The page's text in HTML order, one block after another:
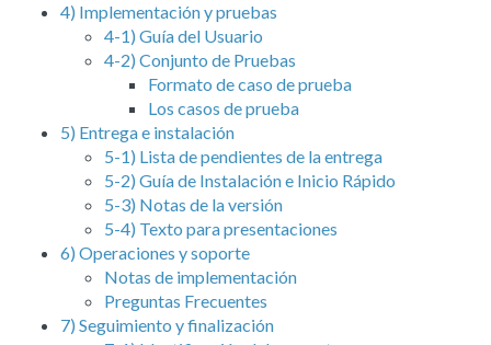
4) Implementación y pruebas
4-1) Guía del Usuario
4-2) Conjunto de Pruebas
Formato de caso de prueba
Los casos de prueba
5) Entrega e instalación
5-1) Lista de pendientes de la entrega
5-2) Guía de Instalación e Inicio Rápido
5-3) Notas de la versión
5-4) Texto para presentaciones
6) Operaciones y soporte
Notas de implementación
Preguntas Frecuentes
7) Seguimiento y finalización